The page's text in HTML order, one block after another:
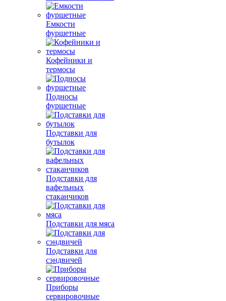
Емкости
фуршетные
Кофейники и
термосы
Подносы
фуршетные
Подставки для
бутылок
Подставки для
вафельных
стаканчиков
Подставки для мяса
Подставки для
сэндвичей
Приборы
сервировочные